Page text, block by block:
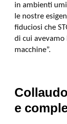
in ambienti
le nostre
fiduciosi che
di cui
macchine”.
e